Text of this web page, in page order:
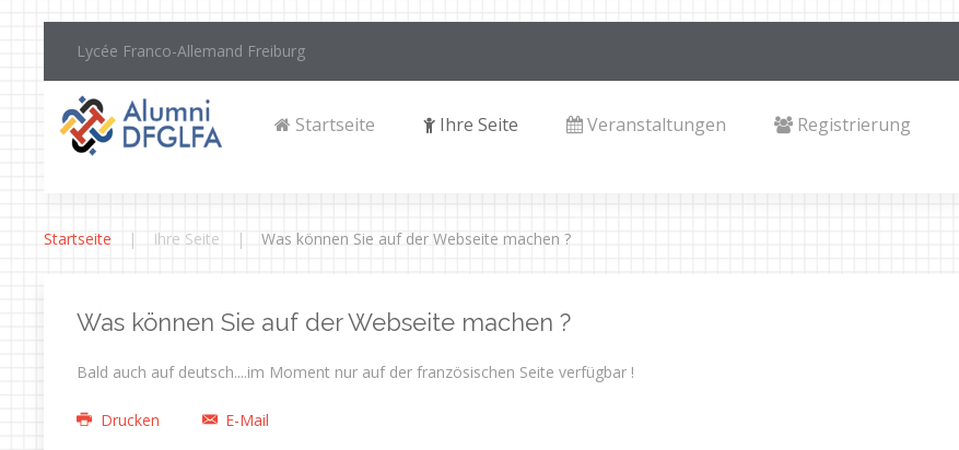
Lycée Franco-Allemand Freiburg
Startseite Ihre Seite Veranstaltungen Registrierung
Startseite Ihre Seite Was können Sie auf der Webseite machen ?
Was können Sie auf der Webseite machen ?
Bald auch auf deutsch....im Moment nur auf der französischen Seite verfügbar !
Drucken E-Mail